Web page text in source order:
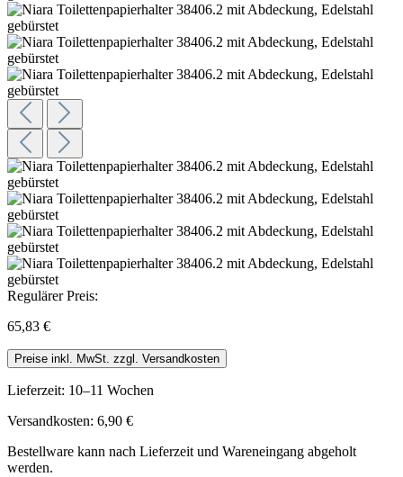
Regulärer Preis:
65,83 €
Preise inkl. MwSt. zzgl. Versandkosten
Lieferzeit: 10–11 Wochen
Versandkosten: 6,90 €
Bestellware kann nach Lieferzeit und Wareneingang abgeholt
werden.